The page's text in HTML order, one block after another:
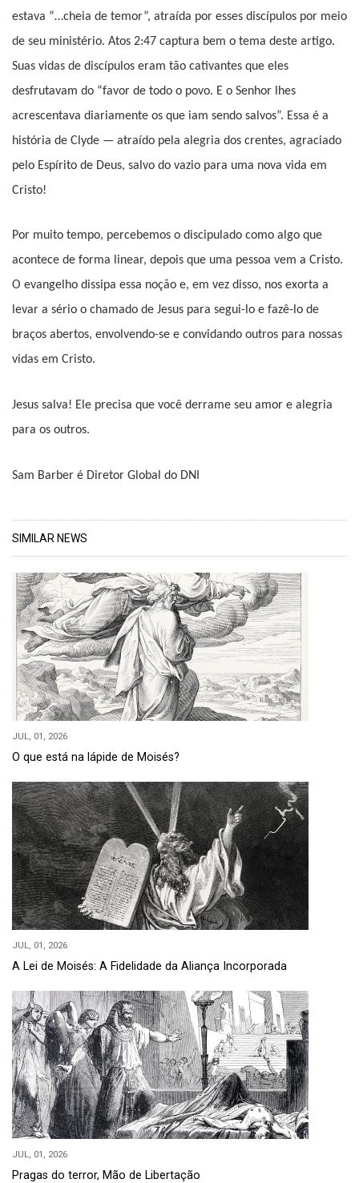
estava “…cheia de temor”, atraída por esses discípulos por meio
de seu ministério. Atos 2:47 captura bem o tema deste artigo.
Suas vidas de discípulos eram tão cativantes que eles
desfrutavam do “favor de todo o povo. E o Senhor lhes
acrescentava diariamente os que iam sendo salvos”. Essa é a
história de Clyde — atraído pela alegria dos crentes, agraciado
pelo Espírito de Deus, salvo do vazio para uma nova vida em
Cristo!
Por muito tempo, percebemos o discipulado como algo que
acontece de forma linear, depois que uma pessoa vem a Cristo.
O evangelho dissipa essa noção e, em vez disso, nos exorta a
levar a sério o chamado de Jesus para segui-lo e fazê-lo de
braços abertos, envolvendo-se e convidando outros para nossas
vidas em Cristo.
Jesus salva! Ele precisa que você derrame seu amor e alegria
para os outros.
Sam Barber é Diretor Global do DNI
SIMILAR NEWS
JUL, 01, 2026
O que está na lápide de Moisés?
JUL, 01, 2026
A Lei de Moisés: A Fidelidade da Aliança Incorporada
JUL, 01, 2026
Pragas do terror, Mão de Libertação